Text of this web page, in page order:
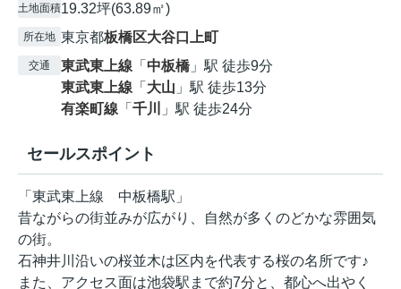
土地面積19.32坪(63.89㎡)
所在地 東京都板橋区大谷口上町
交通 東武東上線 「 中板橋」駅 徒歩9分
東武東上線 「 大山 」駅 徒歩13分
有楽町線 「 千川 」駅 徒歩24分
セールスポイント
「東武東上線 中板橋駅」
昔ながらの街並みが広がり、自然が多くのどかな雰囲気
の街。
石神井川沿いの桜並木は区内を代表する桜の名所です♪
また、アクセス面は池袋駅まで約7分と、都心へ出やく